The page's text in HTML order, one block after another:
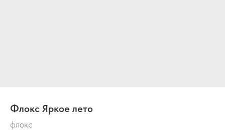
Флокс Яркое лето
флокс